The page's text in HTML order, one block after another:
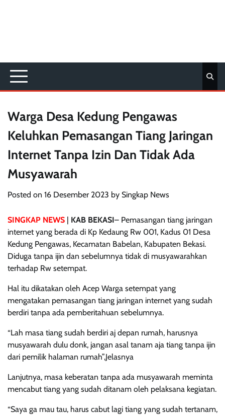
Warga Desa Kedung Pengawas
Keluhkan Pemasangan Tiang Jaringan
Internet Tanpa Izin Dan Tidak Ada
Musyawarah
Posted on 16 Desember 2023 by Singkap News
SINGKAP NEWS | KAB BEKASI– Pemasangan tiang jaringan
internet yang berada di Kp Kedaung Rw 001, Kadus 01 Desa
Kedung Pengawas, Kecamatan Babelan, Kabupaten Bekasi.
Diduga tanpa ijin dan sebelumnya tidak di musyawarahkan
terhadap Rw setempat.
Hal itu dikatakan oleh Acep Warga setempat yang
mengatakan pemasangan tiang jaringan internet yang sudah
berdiri tanpa ada pemberitahuan sebelumnya.
“Lah masa tiang sudah berdiri aj depan rumah, harusnya
musyawarah dulu donk, jangan asal tanam aja tiang tanpa ijin
dari pemilik halaman rumah”,Jelasnya
Lanjutnya, masa keberatan tanpa ada musyawarah meminta
mencabut tiang yang sudah ditanam oleh pelaksana kegiatan.
“Saya ga mau tau, harus cabut lagi tiang yang sudah tertanam,